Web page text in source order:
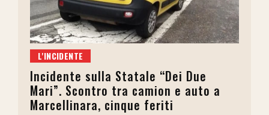
L'INCIDENTE
Incidente sulla Statale “Dei Due
Mari”. Scontro tra camion e auto a
Marcellinara, cinque feriti